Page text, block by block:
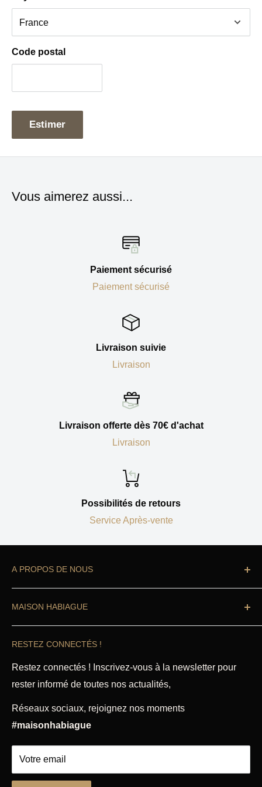
plus belles couleurs d'automne, mais aussi celles du
Home-made ou encore de la rubrique Bistronomie qui
engagé L'Avant-Poste...
Code postal
Estimer
Vous aimerez aussi...
Paiement sécurisé
Paiement sécurisé
Livraison suivie
Livraison
Livraison offerte dès 70€ d'achat
Livraison
Possibilités de retours
Service Après-vente
A PROPOS DE NOUS
Professionnel ou particulier
endroit.
Notre boutique Habiague propose des ustensiles de
cuisine de qualité professionnelle, articles de cuisine
et accessoires, pâtisserie, petit électroménager,
Découvrez nos diverses rubriques qui répondront à
MAISON HABIAGUE
Accueil
Magasin
Mentions légales
CGU & CGV
Politique de remboursement
RESTEZ CONNECTÉS !
Restez connectés ! Inscrivez-vous à la newsletter pour
rester informé de toutes nos actualités,
Réseaux sociaux, rejoignez nos moments
#maisonhabiague
Votre email